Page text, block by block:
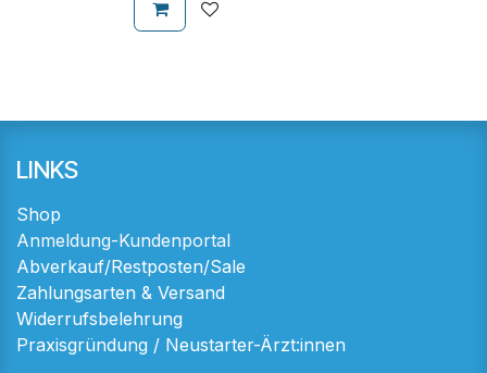
LINKS
Shop
Anmeldung-Kundenportal
Abverkauf/Restposten/Sale
Zahlungsarten & Versand
Widerrufsbelehrung
Praxisgründung / Neustarter-Ärzt:innen